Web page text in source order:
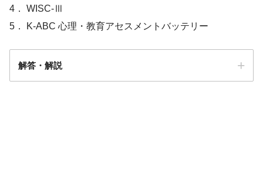
4． WISC-Ⅲ
5． K-ABC 心理・教育アセスメントバッテリー
解答・解説